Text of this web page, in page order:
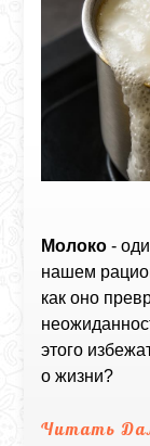
Молоко -
нашем
как оно
этого
о жизни?
Читать